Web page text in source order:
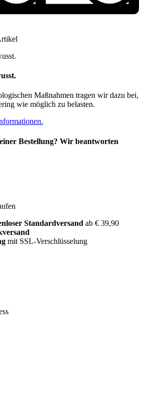
Maßnahmen tragen wir dazu bei,
wie möglich zu belasten.
Bestellung? Wir beantworten
Standardversand ab € 39,90
mit SSL-Verschlüsselung